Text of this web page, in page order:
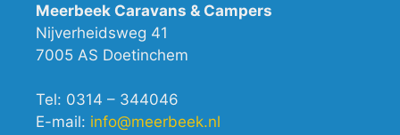
Meerbeek Caravans & Campers
Nijverheidsweg 41
7005 AS Doetinchem
Tel: 0314 – 344046
E-mail: info@meerbeek.nl